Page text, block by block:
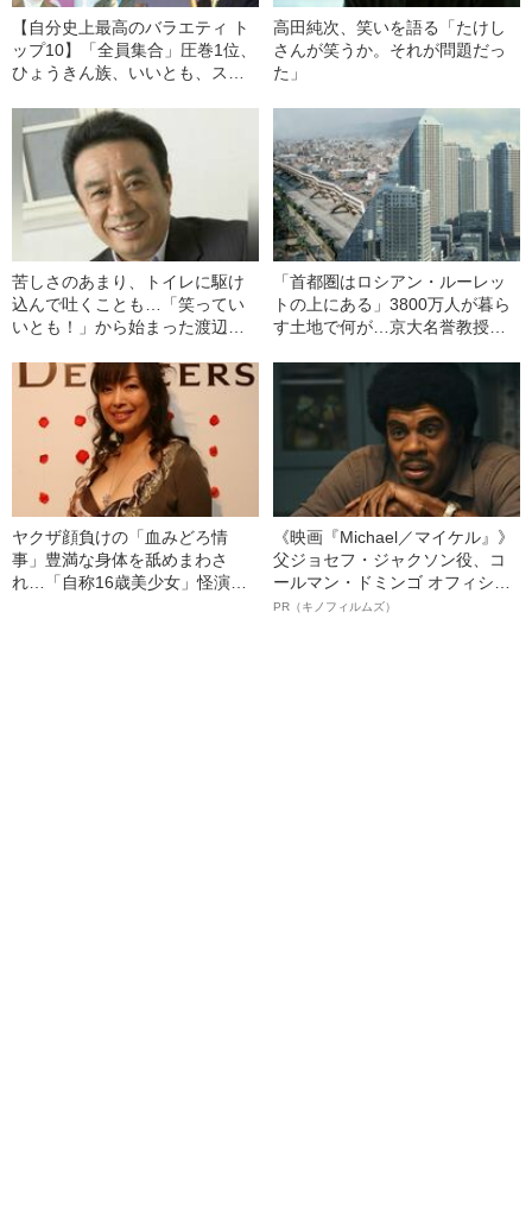
【自分史上最高のバラエティ ト
ップ10】「全員集合」圧巻1位、
ひょうきん族、いいとも、スマ
高田純次、笑いを語る「たけし
さんが笑うか。それが問題だっ
た」
苦しさのあまり、トイレに駆け
込んで吐くことも…「笑ってい
いとも！」から始まった渡辺正
「首都圏はロシアン・ルーレッ
トの上にある」3800万人が暮ら
す土地で何が…京大名誉教授が
カニズム
ヤクザ顔負けの「血みどろ情
事」豊満な身体を舐めまわさ
れ…「自称16歳美少女」怪演
《映画『Michael／マイケル』》
父ジョセフ・ジャクソン役、コ
ールマン・ドミンゴ オフィシャ
ルインタビュー“観客を魅了した
PR（キノフィルムズ）